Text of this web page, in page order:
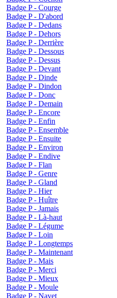
Badge P - Courge
Badge P - D'abord
Badge P - Dedans
Badge P - Dehors
Badge P - Derrière
Badge P - Dessous
Badge P - Dessus
Badge P - Devant
Badge P - Dinde
Badge P - Dindon
Badge P - Donc
Badge P - Demain
Badge P - Encore
Badge P - Enfin
Badge P - Ensemble
Badge P - Ensuite
Badge P - Environ
Badge P - Endive
Badge P - Flan
Badge P - Genre
Badge P - Gland
Badge P - Hier
Badge P - Huître
Badge P - Jamais
Badge P - Là-haut
Badge P - Légume
Badge P - Loin
Badge P - Longtemps
Badge P - Maintenant
Badge P - Mais
Badge P - Merci
Badge P - Mieux
Badge P - Moule
Badge P - Navet